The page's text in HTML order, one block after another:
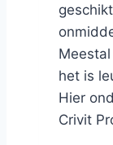
het is
Hier
Crivit